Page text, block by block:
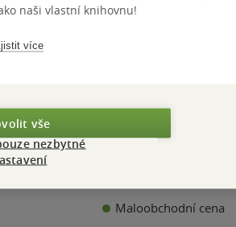
Maloobchodní cena
naši vlastní knihovnu!
více
vše
nezbytné